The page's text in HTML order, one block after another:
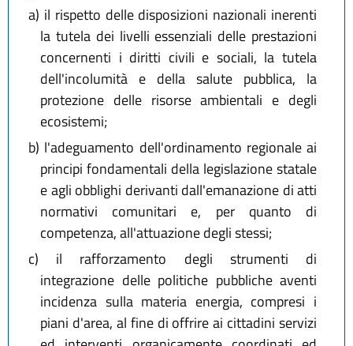
a) il rispetto delle disposizioni nazionali inerenti
la tutela dei livelli essenziali delle prestazioni
concernenti i diritti civili e sociali, la tutela
dell'incolumità e della salute pubblica, la
protezione delle risorse ambientali e degli
ecosistemi;
b) l'adeguamento dell'ordinamento regionale ai
principi fondamentali della legislazione statale
e agli obblighi derivanti dall'emanazione di atti
normativi comunitari e, per quanto di
competenza, all'attuazione degli stessi;
c) il rafforzamento degli strumenti di
integrazione delle politiche pubbliche aventi
incidenza sulla materia energia, compresi i
piani d'area, al fine di offrire ai cittadini servizi